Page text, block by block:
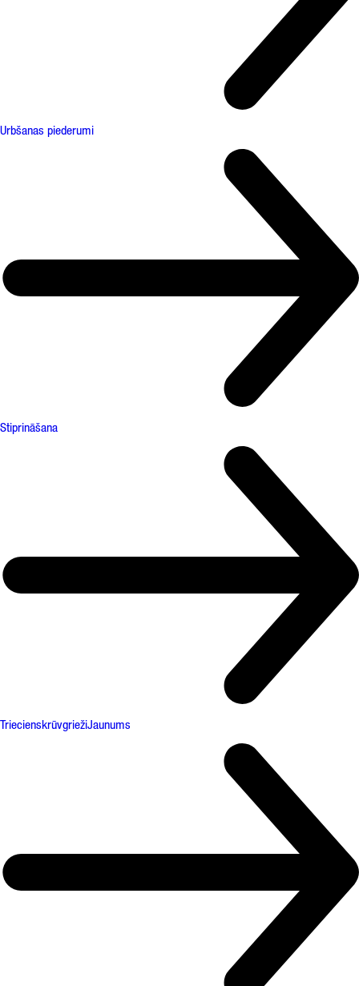
Urbšanas piederumi
Stiprināšana
TriecienskrūvgriežiJaunums